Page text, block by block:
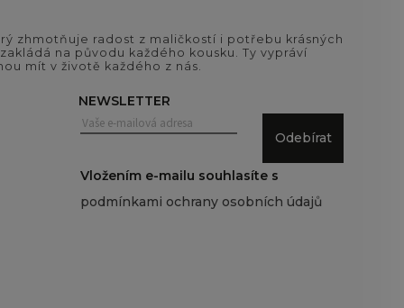
zhmotňuje radost z maličkostí i potřebu krásných
na původu každého kousku. Ty vypráví
mít v životě každého z nás.
NEWSLETTER
Odebírat
Vložením e-mailu souhlasíte s
podmínkami ochrany osobních údajů